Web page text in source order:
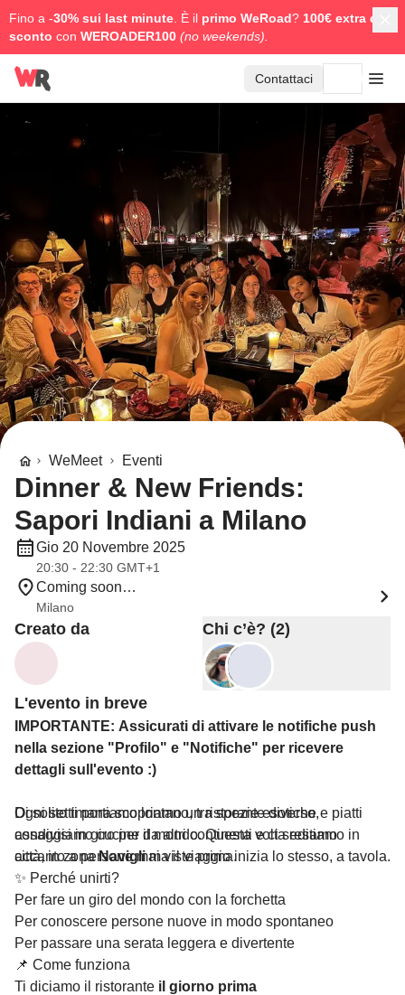
Fino a -30% sui last minute . È il primo WeRoad? 100€ extra di
sconto con WEROADER100 (no weekends).
Contattaci
WeMeet Eventi
Dinner & New Friends:
Sapori Indiani a Milano
Gio 20 Novembre 2025
20:30 - 22:30 GMT+1
Coming soon…
Milano
Creato da Chi c’è? (2)
L'evento in breve
IMPORTANTE: Assicurati di attivare le notifiche push
nella sezione "Profilo" e "Notifiche" per ricevere
dettagli sull'evento :)
Di solito ti portiamo lontano, tra spezie esotiche e piatti
condivisi in giro per il mondo. Questa volta restiamo in
città, in zonaNaviglima il viaggio inizia lo stesso, a tavola.
Ogni settimana scopriamo un ristorante diverso,
assaggiamo cucine da altri continenti e ci sediamo
accanto a persone mai viste prima.
✨ Perché unirti?
Per fare un giro del mondo con la forchetta
Per conoscere persone nuove in modo spontaneo
Per passare una serata leggera e divertente
📌 Come funziona
Ti diciamo il ristorante il giorno prima